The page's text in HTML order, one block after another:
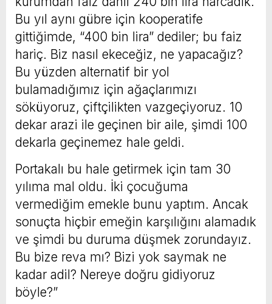
Bu yıl aynı gübre için kooperatife
gittiğimde, “400 bin lira” dediler; bu faiz
hariç. Biz nasıl ekeceğiz, ne yapacağız?
Bu yüzden alternatif bir yol
bulamadığımız için ağaçlarımızı
söküyoruz, çiftçilikten vazgeçiyoruz. 10
dekar arazi ile geçinen bir aile, şimdi 100
dekarla geçinemez hale geldi.
Portakalı bu hale getirmek için tam 30
yılıma mal oldu. İki çocuğuma
vermediğim emekle bunu yaptım. Ancak
sonuçta hiçbir emeğin karşılığını alamadık
ve şimdi bu duruma düşmek zorundayız.
Bu bize reva mı? Bizi yok saymak ne
kadar adil? Nereye doğru gidiyoruz
böyle?”